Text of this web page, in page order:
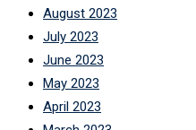
August 2023
July 2023
June 2023
May 2023
April 2023